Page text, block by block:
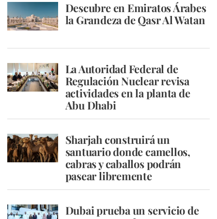
Descubre en Emiratos Árabes
la Grandeza de Qasr Al Watan
La Autoridad Federal de
Regulación Nuclear revisa
actividades en la planta de
Abu Dhabi
Sharjah construirá un
santuario donde camellos,
cabras y caballos podrán
pasear libremente
Dubai prueba un servicio de